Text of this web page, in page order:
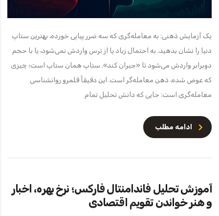
یک آزمایش ذهنی: به معامله‌گری که سه ضرر پیاپی خورده، بهترین ستاپ
دنیا را نشان بدهید. به احتمال زیاد یا از ترس واردش نمی‌شود، یا با حجم
دوبرابر واردش می‌شود تا «جبران کند». ستاپ همان ستاپ است؛ چیزی
که عوض شده، ذهن معامله‌گر است. این دقیقاً قلمرو روانشناسی
معامله‌گری است: جایی که دانش تحلیل تمام
ادامه مطلب
آموزش تحلیل فاندامنتال فارکس؛ نرخ بهره، اخبار
و هنر خواندن تقویم اقتصادی